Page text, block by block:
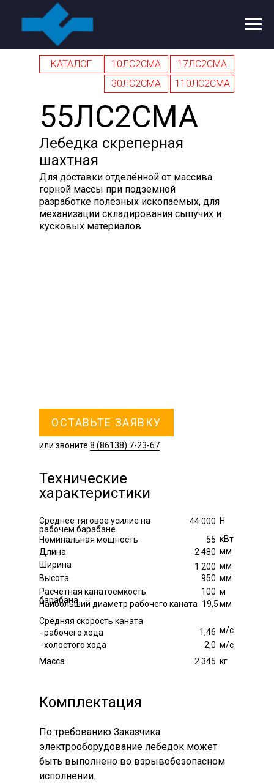
Лебедка скреперная
шахтная
55ЛС2СМА
Для доставки отделённой от массива
горной массы при подземной
разработке полезных ископаемых, для
механизации складирования сыпучих и
кусковых материалов
ОСТАВЬТЕ ЗАЯВКУ
или звоните 8 (86138) 7-23-67
КАТАЛОГ 10ЛС2СМА
17ЛС2СМА
30ЛС2СМА
110ЛС2СМА
Технические
характеристики
Среднее тяговое усилие на
рабочем барабане
Номинальная мощность
Длина
Ширина
Высота
Расчётная канатоёмкость
барабана
Наибольший диаметр рабочего каната
Масса
44 000 Н
55
2 480
1 200
950
100
19,5
мм
мм
м
мм
кВт
Средняя скорость каната
- рабочего хода
- холостого хода
1,46
2,0
2 345
м/с
кг
мм
м/с
Комплектация
По требованию Заказчика
электрооборудование лебедок может
быть выполнено во взрывобезопасном
исполнении.